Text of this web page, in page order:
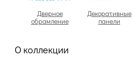
Дверное
обрамление
Декоративные
панели
О коллекции